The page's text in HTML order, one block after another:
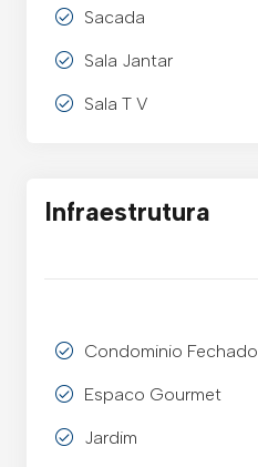
Sacada
Sala Jantar
Sala T V
Infraestrutura
Condominio Fechado
Espaco Gourmet
Jardim